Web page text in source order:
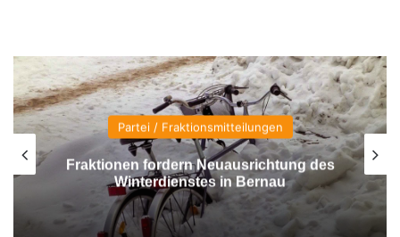
Partei / Fraktionsmitteilungen
Fraktionen fordern Neuausrichtung des
Winterdienstes in Bernau